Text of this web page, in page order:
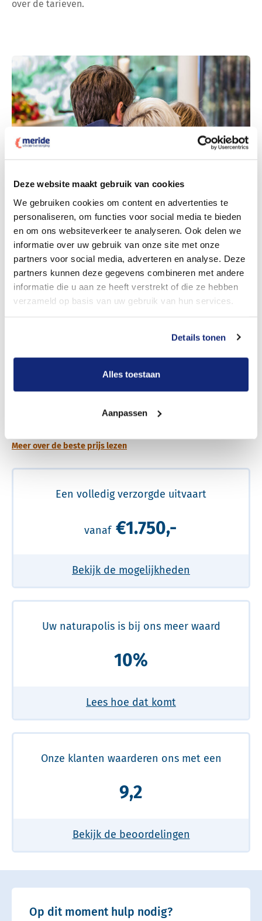
Deze website maakt gebruik van cookies
We gebruiken cookies om content en advertenties te
personaliseren, om functies voor social media te bieden
en om ons websiteverkeer te analyseren. Ook delen we
informatie over uw gebruik van onze site met onze
partners voor social media, adverteren en analyse. Deze
partners kunnen deze gegevens combineren met andere
informatie die u aan ze heeft verstrekt of die ze hebben
verzameld op basis van uw gebruik van hun services.
Details tonen
Alles toestaan
Aanpassen
over de tarieven.
Dit kost een crematie
Bekijk tarieven voor crematie
Dit kost een begrafenis
Bekijk tarieven voor begrafenis
Meer over de beste prijs lezen
Een volledig verzorgde uitvaart
vanaf €1.750,-
Bekijk de mogelijkheden
Uw naturapolis is bij ons meer waard
10%
Lees hoe dat komt
Onze klanten waarderen ons met een
9,2
Bekijk de beoordelingen
Op dit moment hulp nodig?